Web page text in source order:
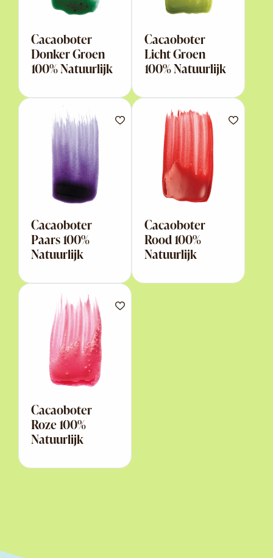
Cacaoboter
Donker Groen
100% Natuurlijk
Cacaoboter
Licht Groen
100% Natuurlijk
Cacaoboter
Paars 100%
Natuurlijk
Cacaoboter
Rood 100%
Natuurlijk
Cacaoboter
Roze 100%
Natuurlijk